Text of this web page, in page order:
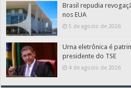
Brasil repudia
nos EUA
5 de agosto de 2026
Urna eletrônica é
presidente do TSE
4 de agosto de 2026